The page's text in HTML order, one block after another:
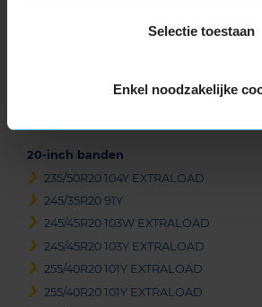
Selectie toestaan
Enkel noodzakelijke
275/35R19 100Y EXTRALOAD
20-inch banden
235/50R20 104Y EXTRALOAD
245/35R20 91Y
245/45R20 103W EXTRALOAD
245/45R20 103Y EXTRALOAD
255/40R20 101Y EXTRALOAD
255/40R20 101Y EXTRALOAD